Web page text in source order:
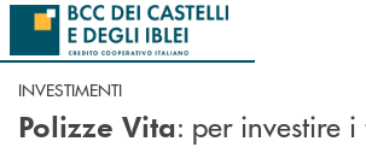
Salta al contenuto principale
INVESTIMENTI
Polizze Vita: per investire